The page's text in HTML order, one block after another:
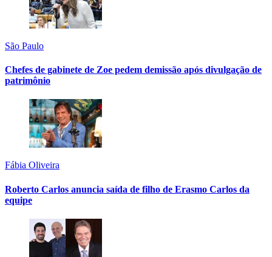
São Paulo
Chefes de gabinete de Zoe pedem demissão após divulgação de
patrimônio
Fábia Oliveira
Roberto Carlos anuncia saída de filho de Erasmo Carlos da
equipe